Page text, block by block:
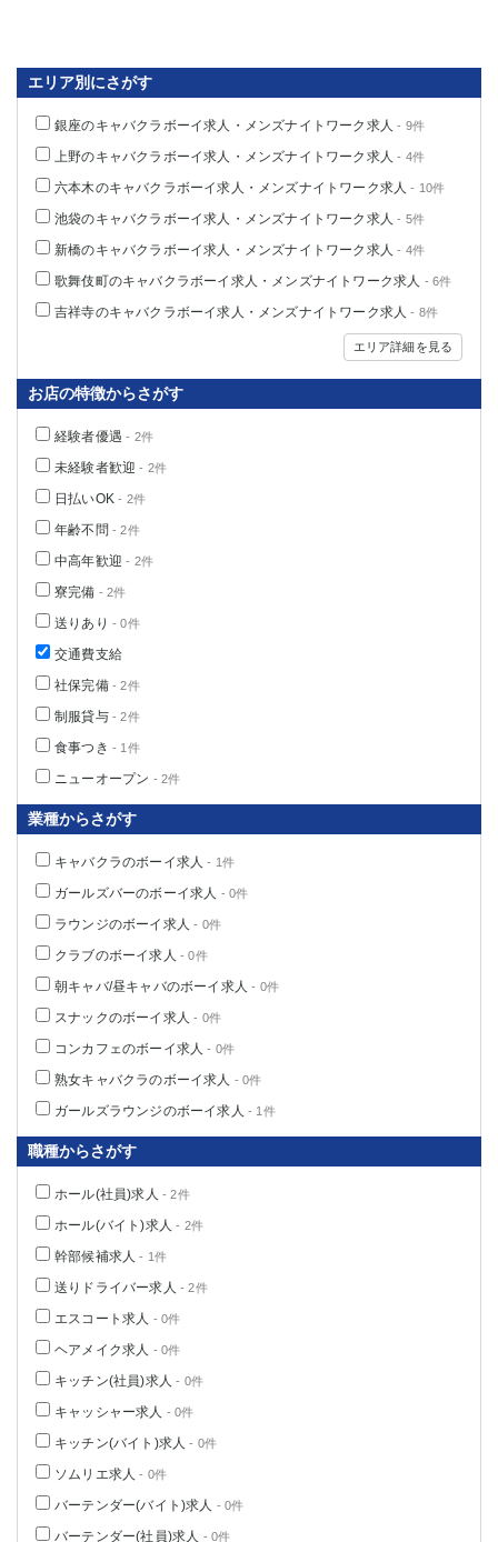
エリア別にさがす
銀座のキャバクラボーイ求人・メンズナイトワーク求人 - 9件
上野のキャバクラボーイ求人・メンズナイトワーク求人 - 4件
六本木のキャバクラボーイ求人・メンズナイトワーク求人 - 10件
池袋のキャバクラボーイ求人・メンズナイトワーク求人 - 5件
新橋のキャバクラボーイ求人・メンズナイトワーク求人 - 4件
歌舞伎町のキャバクラボーイ求人・メンズナイトワーク求人 - 6件
吉祥寺のキャバクラボーイ求人・メンズナイトワーク求人 - 8件
エリア詳細を見る
お店の特徴からさがす
経験者優遇 - 2件
未経験者歓迎 - 2件
日払いOK - 2件
年齢不問 - 2件
中高年歓迎 - 2件
寮完備 - 2件
送りあり - 0件
交通費支給
社保完備- 2件
制服貸与- 2件
食事つき - 1件
ニューオープン - 2件
業種からさがす
キャバクラのボーイ求人 - 1件
ガールズバーのボーイ求人 - 0件
ラウンジのボーイ求人 - 0件
クラブのボーイ求人 - 0件
朝キャバ/昼キャバのボーイ求人 - 0件
スナックのボーイ求人 - 0件
コンカフェのボーイ求人 - 0件
熟女キャバクラのボーイ求人 - 0件
ガールズラウンジのボーイ求人 - 1件
職種からさがす
ホール(社員)求人 - 2件
ホール(バイト)求人 - 2件
幹部候補求人 - 1件
送りドライバー求人 - 2件
エスコート求人 - 0件
ヘアメイク求人 - 0件
キッチン(社員)求人 - 0件
キャッシャー求人 - 0件
キッチン(バイト)求人 - 0件
ソムリエ求人 - 0件
バーテンダー(バイト)求人 - 0件
バーテンダー(社員)求人 - 0件
船橋
津田沼
成田
西船橋
佐倉
柏（西口）
木更津
八千代台
本八幡
東金
浦安
栃木県
東武宇都宮（宇都宮西口）
茨城県
土浦
群馬県
高崎
該当求人 0